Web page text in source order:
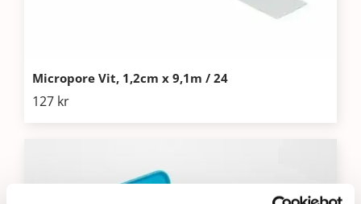
Micropore Vit, 1,2cm x 9,1m / 24
127 kr